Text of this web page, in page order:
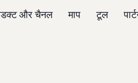
और चैनल माप टूल